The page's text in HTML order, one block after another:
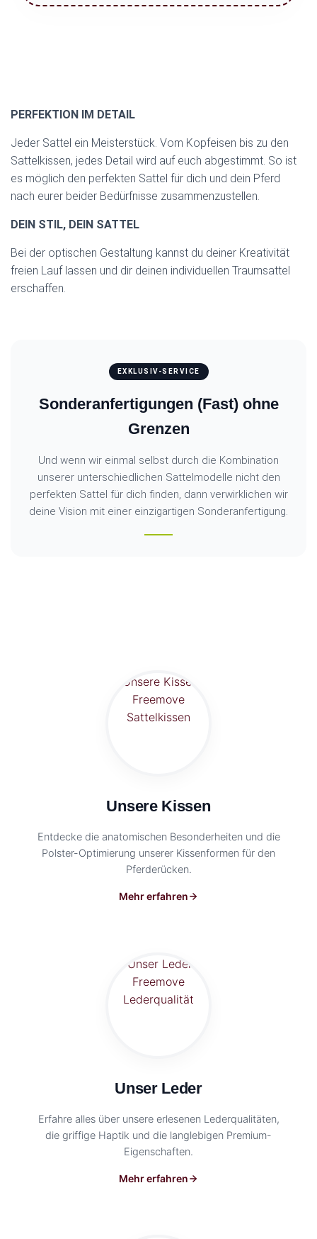
PERFEKTION IM DETAIL
Jeder Sattel ein Meisterstück. Vom Kopfeisen bis zu den
Sattelkissen, jedes Detail wird auf euch abgestimmt. So ist
es möglich den perfekten Sattel für dich und dein Pferd
nach eurer beider Bedürfnisse zusammenzustellen.
DEIN STIL, DEIN SATTEL
Bei der optischen Gestaltung kannst du deiner Kreativität
freien Lauf lassen und dir deinen individuellen Traumsattel
erschaffen.
EXKLUSIV-SERVICE
Sonderanfertigungen (Fast) ohne
Grenzen
Und wenn wir einmal selbst durch die Kombination
unserer unterschiedlichen Sattelmodelle nicht den
perfekten Sattel für dich finden, dann verwirklichen wir
deine Vision mit einer einzigartigen Sonderanfertigung.
Unsere Kissen
Entdecke die anatomischen Besonderheiten und die
Polster-Optimierung unserer Kissenformen für den
Pferderücken.
Mehr erfahren
Unser Leder
Erfahre alles über unsere erlesenen Lederqualitäten,
die griffige Haptik und die langlebigen Premium-
Eigenschaften.
Mehr erfahren